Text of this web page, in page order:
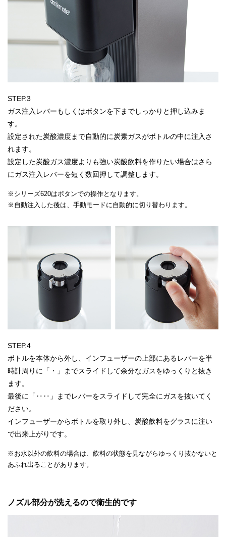
STEP.3
ガス注入レバーもしくはボタンを下までしっかりと押し込みま
す。
設定された炭酸濃度まで自動的に炭素ガスがボトルの中に注入さ
れます。
設定した炭酸ガス濃度よりも強い炭酸飲料を作りたい場合はさら
にガス注入レバーを短く数回押して調整します。
※シリーズ620はボタンでの操作となります。
※自動注入した後は、手動モードに自動的に切り替わります。
STEP.4
ボトルを本体から外し、インフューザーの上部にあるレバーを半
時計周りに「・」までスライドして余分なガスをゆっくりと抜き
ます。
最後に「‥‥」までレバーをスライドして完全にガスを抜いてく
ださい。
インフューザーからボトルを取り外し、炭酸飲料をグラスに注い
で出来上がりです。
※お水以外の飲料の場合は、飲料の状態を見ながらゆっくり抜かないと
あふれ出ることがあります。
ノズル部分が洗えるので衛生的です